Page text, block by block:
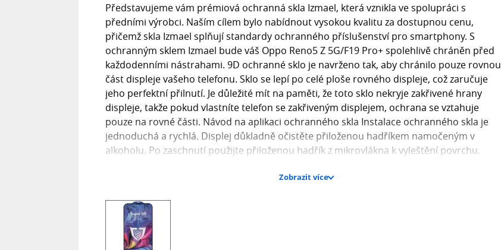
Představujeme vám prémiová ochranná skla Izmael, která vznikla ve spolupráci s
předními výrobci. Naším cílem bylo nabídnout vysokou kvalitu za dostupnou cenu,
přičemž skla Izmael splňují standardy ochranného příslušenství pro smartphony. S
ochranným sklem Izmael bude váš Oppo Reno5 Z 5G/F19 Pro+ spolehlivě chráněn před
každodenními nástrahami. 9D ochranné sklo je navrženo tak, aby chránilo pouze rovnou
část displeje vašeho telefonu. Sklo se lepí po celé ploše rovného displeje, což zaručuje
jeho perfektní přilnutí. Je důležité mít na paměti, že toto sklo nekryje zakřivené hrany
displeje, takže pokud vlastníte telefon se zakřiveným displejem, ochrana se vztahuje
pouze na rovné části. Návod na aplikaci ochranného skla Instalace ochranného skla je
jednoduchá a rychlá. Displej důkladně očistěte přiloženou hadříkem namočeným v
alkoholu. Po zaschnutí použijte přiloženou hadřík z mikrovlákna k vyleštění povrchu.
dbejte na správné vycentrování skla, aby se po přitlačení dokonale přichytilo a vzduch se
poškrábání, založené na Mohsově stupnici tvrdosti (1-10). Přičemž 9H označuje extrémní
odolnost podobnou minerálu korund. To znamená, že sklo je výrazně odolnější než běžné
ochranné fólie, které mají tvrdost pouze okolo 3-4H. Skla s tvrdostí 9H spolehlivě chrání
Zobrazit více